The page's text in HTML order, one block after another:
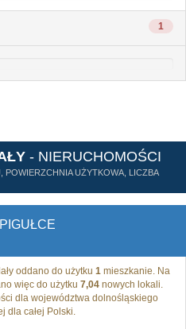
1
- NIERUCHOMOŚCI
POWIERZCHNIA UŻYTKOWA, LICZBA
oddano do użytku 1 mieszkanie. Na
więc do użytku 7,04 nowych lokali.
dla województwa dolnośląskiego
dla całej Polski.